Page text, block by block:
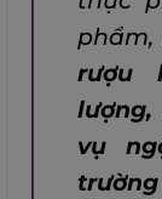
rượu
vụ